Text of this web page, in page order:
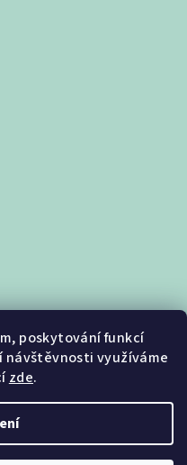
poskytování funkcí
návštěvnosti využíváme
zde.